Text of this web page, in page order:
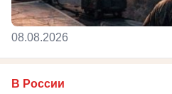
08.08.2026
В России